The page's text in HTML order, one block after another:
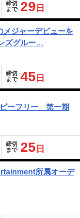
締切
まで 29 日
メジャーデビューを
ズグルー…
締切
まで 45 日
ーフリー 第一期
締切
まで 25 日
所属オーデ